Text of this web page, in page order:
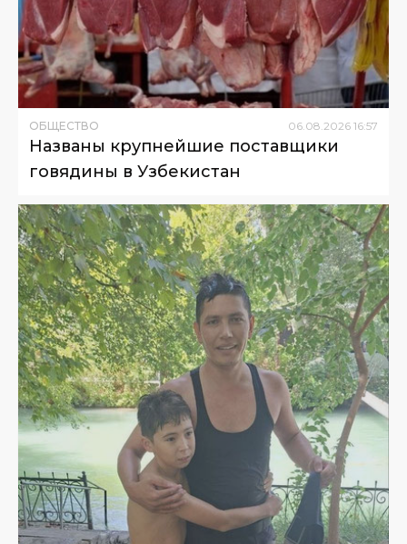
ОБЩЕСТВО 06.08.2026 16:57
Названы крупнейшие поставщики
говядины в Узбекистан